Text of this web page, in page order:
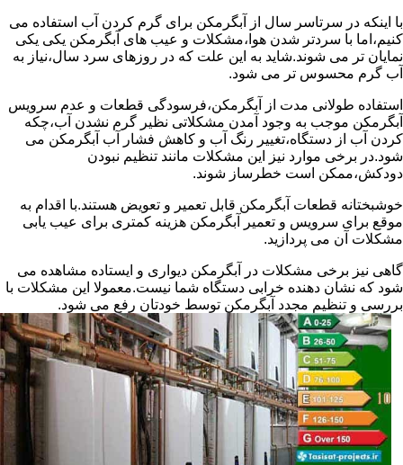
با اینکه در سرتاسر سال از آبگرمکن برای گرم کردن آب استفاده می
کنیم،اما با سردتر شدن هوا،مشکلات و عیب های آبگرمکن یکی یکی
نمایان تر می شوند.شاید به این علت که در روزهای سرد سال،نیاز به
آب گرم محسوس تر می شود.
استفاده طولانی مدت از آبگرمکن،فرسودگی قطعات و عدم سرویس
آبگرمکن موجب به وجود آمدن مشکلاتی نظیر گرم نشدن آب،چکه
کردن آب از دستگاه،تغییر رنگ آب و کاهش فشار آب آبگرمکن می
شود.در برخی موارد نیز این مشکلات مانند تنظیم نبودن
دودکش،ممکن است خطرساز شوند.
خوشبختانه قطعات آبگرمکن قابل تعمیر و تعویض هستند.با اقدام به
موقع برای سرویس و تعمیر آبگرمکن هزینه کمتری برای عیب یابی
مشکلات آن می پردازید.
گاهی نیز برخی مشکلات در آبگرمکن دیواری و ایستاده مشاهده می
شود که نشان دهنده خرابی دستگاه شما نیست.معمولا این مشکلات با
بررسی و تنظیم مجدد آبگرمکن توسط خودتان رفع می شود.